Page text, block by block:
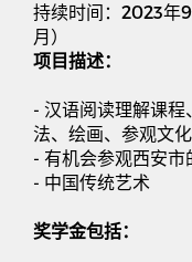
持续时间： 2023年9
月）
项目描述：
- 汉语阅读理解课程
法、绘画、参观文
- 有机会参观西安市
- 中国传统艺术
奖学金包括：